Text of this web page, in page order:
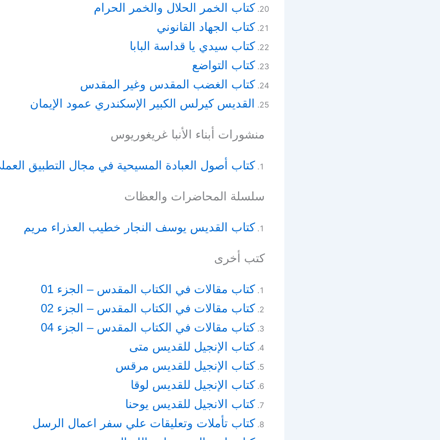
كتاب الخمر الحلال والخمر الحرام
كتاب الجهاد القانوني
كتاب سيدي يا قداسة البابا
كتاب التواضع
كتاب الغضب المقدس وغير المقدس
القديس كيرلس الكبير الإسكندري عمود الإيمان
منشورات أبناء الأنبا غريغوريوس
كتاب أصول العبادة المسيحية في مجال التطبيق
سلسلة المحاضرات والعظات
كتاب القديس يوسف النجار خطيب العذراء مريم
كتب أخرى
كتاب مقالات في الكتاب المقدس – الجزء 01
كتاب مقالات في الكتاب المقدس – الجزء 02
كتاب مقالات في الكتاب المقدس – الجزء 04
كتاب الإنجيل للقديس متى
كتاب الإنجيل للقديس مرقس
كتاب الإنجيل للقديس لوقا
كتاب الانجيل للقديس يوحنا
كتاب تأملات وتعليقات علي سفر اعمال الرسل